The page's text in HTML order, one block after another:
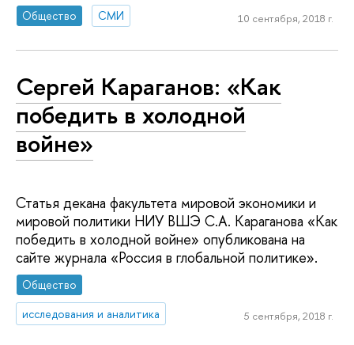
Общество СМИ 10 сентября, 2018 г.
Сергей Караганов: «Как
победить в холодной
войне»
Статья декана факультета мировой экономики и
мировой политики НИУ ВШЭ С.А. Караганова «Как
победить в холодной войне» опубликована на
сайте журнала «Россия в глобальной политике».
Общество
исследования и аналитика
5 сентября, 2018 г.